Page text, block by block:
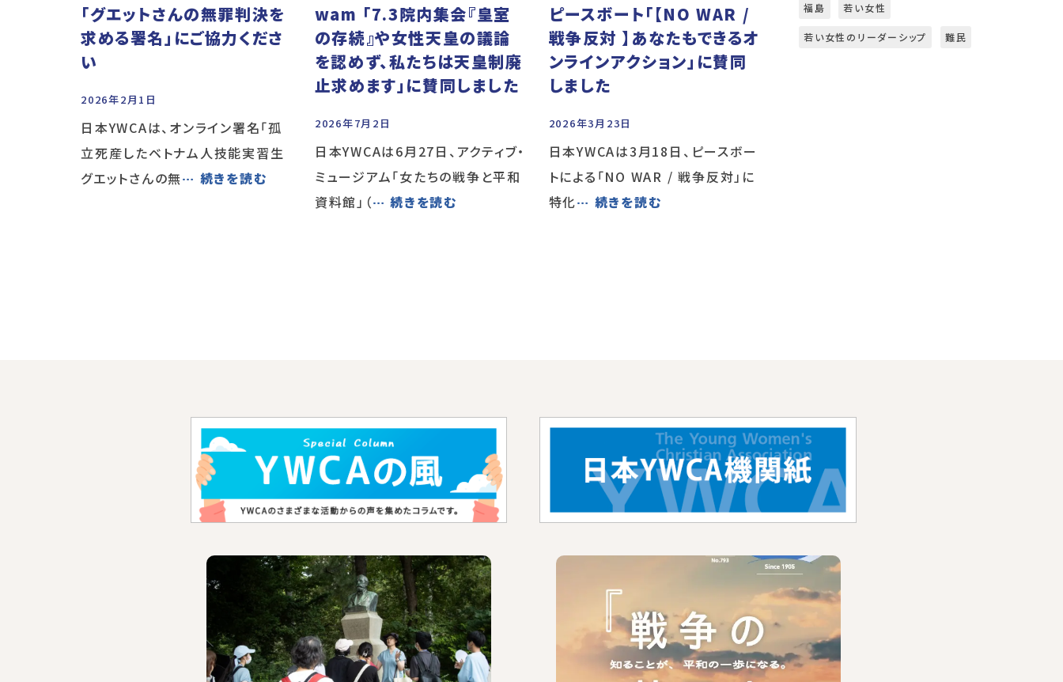
「グエットさんの無罪判決を
求める署名」にご協力くださ
い
2026年2月1日
日本YWCAは、オンライン署名「孤
立死産したベトナム人技能実習生
グエットさんの無… 続きを読む
wam 「7.3院内集会『皇室
の存続』や女性天皇の議論
を認めず、私たちは天皇制廃
止求めます」に賛同しました
2026年7月2日
日本YWCAは6月27日、アクティブ・
ミュージアム「女たちの戦争と平和
資料館」（… 続きを読む
ピースボート「【NO WAR /
戦争反対 】あなたもできるオ
ンラインアクション」に賛同
しました
2026年3月23日
日本YWCAは3月18日、ピースボー
トによる「NO WAR / 戦争反対」に
特化… 続きを読む
福島 若い女性
若い女性のリーダーシップ 難民